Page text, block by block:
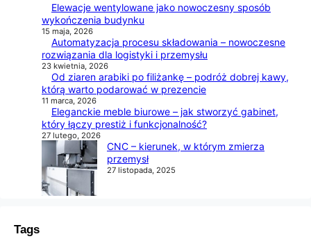
Elewacje wentylowane jako nowoczesny sposób
wykończenia budynku
15 maja, 2026
Automatyzacja procesu składowania – nowoczesne
rozwiązania dla logistyki i przemysłu
23 kwietnia, 2026
Od ziaren arabiki po filiżankę – podróż dobrej kawy,
którą warto podarować w prezencie
11 marca, 2026
Eleganckie meble biurowe – jak stworzyć gabinet,
który łączy prestiż i funkcjonalność?
27 lutego, 2026
CNC – kierunek, w którym zmierza
przemysł
27 listopada, 2025
Tags